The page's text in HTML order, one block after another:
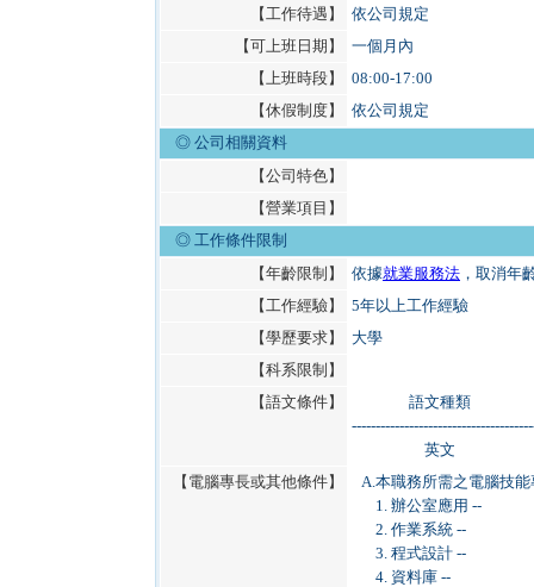
【工作待遇】
依公司規定
【可上班日期】
一個月內
【上班時段】
08:00-17:00
【休假制度】
依公司規定
◎ 公司相關資料
【公司特色】
【營業項目】
◎ 工作條件限制
【年齡限制】
依據就業服務法 ，取消年
【工作經驗】
5年以上工作經驗
【學歷要求】
大學
【科系限制】
【語文條件】
語文種類
英文
【電腦專長或其他條件】
A.本職務所需之電腦技能
1. 辦公室應用 --
2. 作業系統 --
3. 程式設計 --
4. 資料庫 --